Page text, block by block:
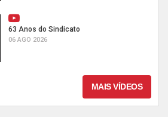
63 Anos do Sindicato
06 AGO 2026
MAIS VÍDEOS